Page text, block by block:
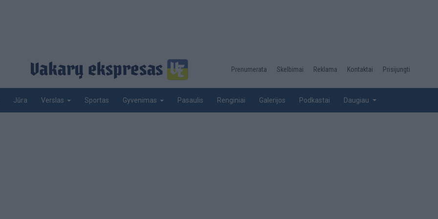
Desktop
top
Prenumerata Skelbimai Reklama Kontaktai Prisijungti
Jūra Verslas Sportas Gyvenimas Pasaulis Renginiai Galerijos Podkastai Daugiau